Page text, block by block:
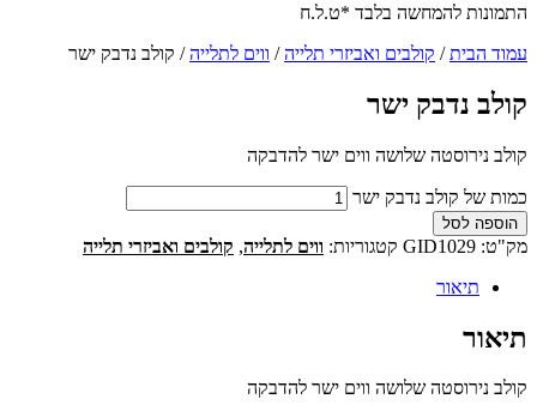
התמונות להמחשה בלבד *ט.ל.ח
עמוד הבית/ קולבים ואביזרי תלייה/ ווים לתלייה/ קולב נדבק ישר
קולב נדבק ישר
קולב נירוסטה שלושה ווים ישר להדבקה
כמות של קולב נדבק ישר
הוספה לסל
מק"ט: GID1029 קטגוריות: ווים לתלייה, קולבים ואביזרי תלייה
תיאור
תיאור
קולב נירוסטה שלושה ווים ישר להדבקה